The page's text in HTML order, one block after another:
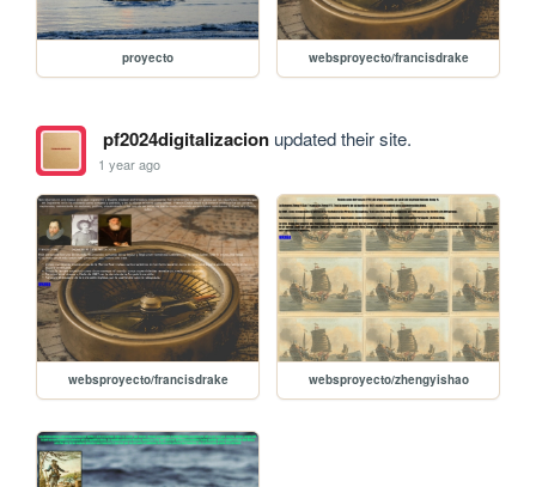
proyecto websproyecto/francisdrake
pf2024digitalizacionupdated their site.
1 year ago
websproyecto/francisdrake websproyecto/zhengyishao